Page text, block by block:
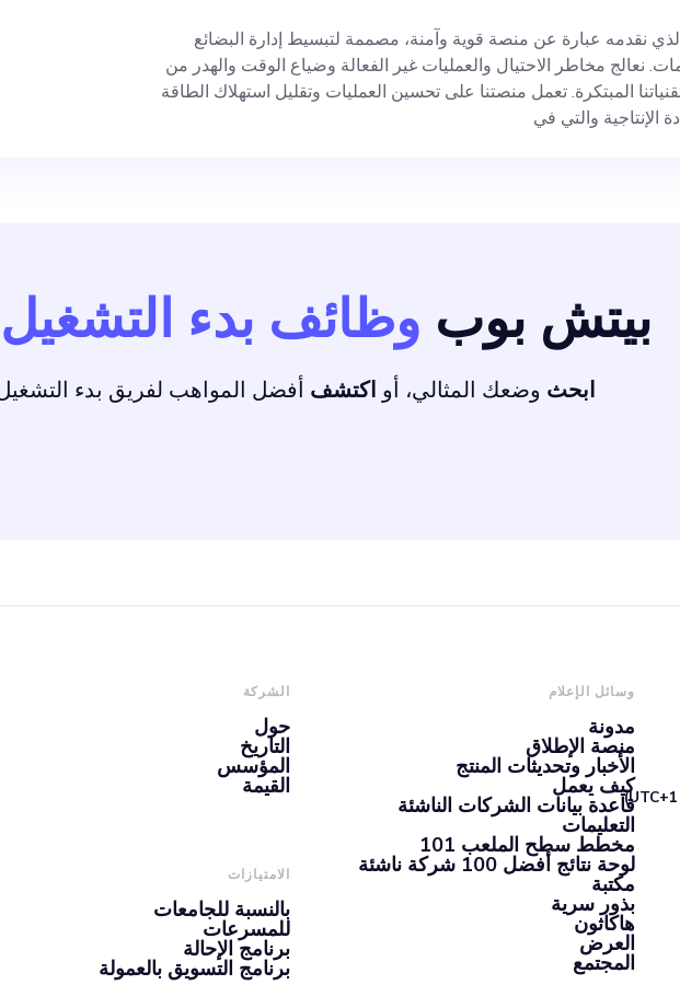
نقدمه عبارة عن منصة قوية وآمنة، مصممة لتبسيط إدارة البضائع
نعالج مخاطر الاحتيال والعمليات غير الفعالة وضياع الوقت والهدر من
المبتكرة. تعمل منصتنا على تحسين العمليات وتقليل استهلاك الطاقة
الإنتاجية والتي في
بيتش بوب وظائف بدء التشغيل
ابحث وضعك المثالي، أو اكتشف أفضل المواهب لفريق بدء
الشركة
حول
التاريخ
المؤسس
القيمة
الامتيازات
بالنسبة للجامعات
للمسرعات
برنامج الإحالة
برنامج التسويق بالعمولة
وسائل الإعلام
مدونة
منصة الإطلاق
الأخبار وتحديثات المنتج
كيف يعمل
قاعدة بيانات الشركات الناشئة
التعليمات
مخطط سطح الملعب 101
لوحة نتائج أفضل 100 شركة ناشئة
مكتبة
بذور سرية
هاكاثون
العرض
المجتمع